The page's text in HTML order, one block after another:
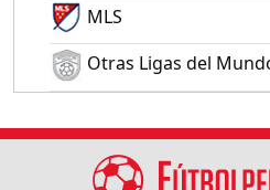
MLS
Otras Ligas del